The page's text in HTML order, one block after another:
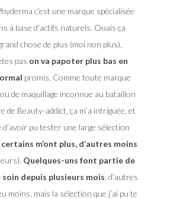
c’est une marque spécialisée
à base d’actifs naturels. Ouais ça
chose de plus (moi non plus),
pas on va papoter plus bas en
promis. Comme toute marque
de maquillage inconnue au bataillon
de Beauty-addict, ça m’a intriguée, et
d’avoir pu tester une large sélection
certains m’ont plus, d’autres moins
Quelques-uns font partie de
depuis plusieurs mois , d’autres
moins, mais la sélection que j’ai pu te